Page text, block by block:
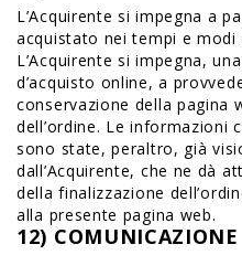
L’Acquirente si impegna a
acquistato nei tempi e
L’Acquirente si impegna,
d’acquisto online, a
conservazione della pagina
dell’ordine. Le
sono state, peraltro, già
dall’Acquirente, che ne dà
della finalizzazione
alla presente pagina web.
12)